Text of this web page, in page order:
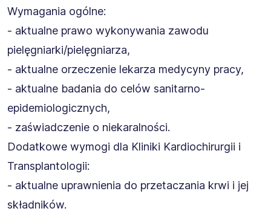
Wymagania ogólne:
- aktualne prawo wykonywania zawodu
pielęgniarki/pielęgniarza,
- aktualne orzeczenie lekarza medycyny pracy,
- aktualne badania do celów sanitarno-
epidemiologicznych,
- zaświadczenie o niekaralności.
Dodatkowe wymogi dla Kliniki Kardiochirurgii i
Transplantologii:
- aktualne uprawnienia do przetaczania krwi i jej
składników.